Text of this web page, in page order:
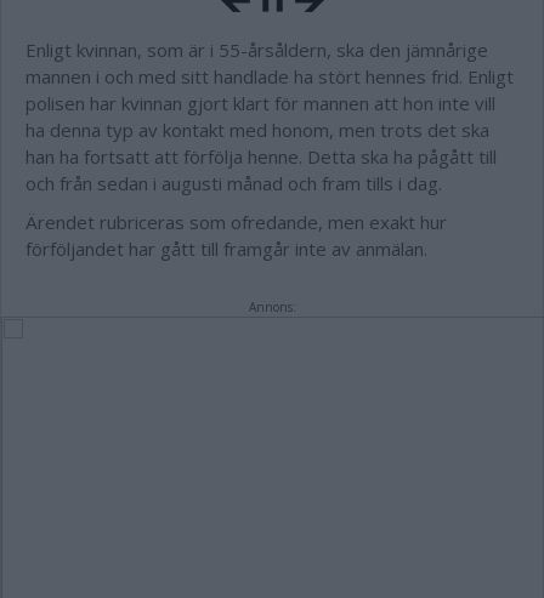
Enligt kvinnan, som är i 55-årsåldern, ska den jämnårige
mannen i och med sitt handlade ha stört hennes frid. Enligt
polisen har kvinnan gjort klart för mannen att hon inte vill
ha denna typ av kontakt med honom, men trots det ska
han ha fortsatt att förfölja henne. Detta ska ha pågått till
och från sedan i augusti månad och fram tills i dag.
Ärendet rubriceras som ofredande, men exakt hur
förföljandet har gått till framgår inte av anmälan.
Annons: